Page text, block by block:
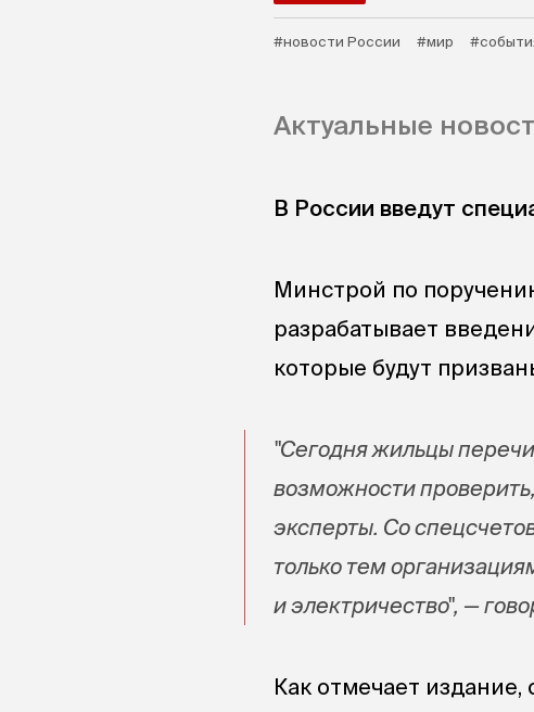
#новости России #мир
Актуальные
В России введут
Минстрой по
разрабатывает
которые будут
"Сегодня жильцы
возможности
эксперты. Со
только тем
и электричество", —
Как отмечает